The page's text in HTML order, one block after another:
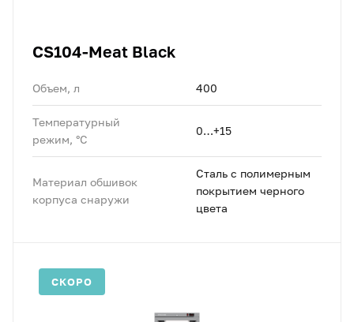
CS104-Meat Black
Объем, л 400
Температурный
режим, °C
0…+15
Материал обшивок
корпуса снаружи
Сталь с полимерным
покрытием черного
цвета
СКОРО